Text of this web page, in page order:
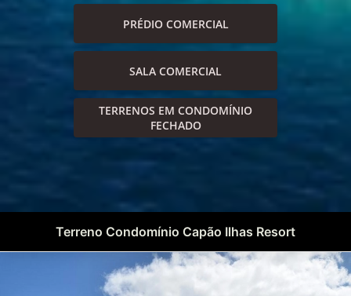
PRÉDIO COMERCIAL
SALA COMERCIAL
TERRENOS EM CONDOMÍNIO
FECHADO
Terreno Condomínio Capão Ilhas Resort